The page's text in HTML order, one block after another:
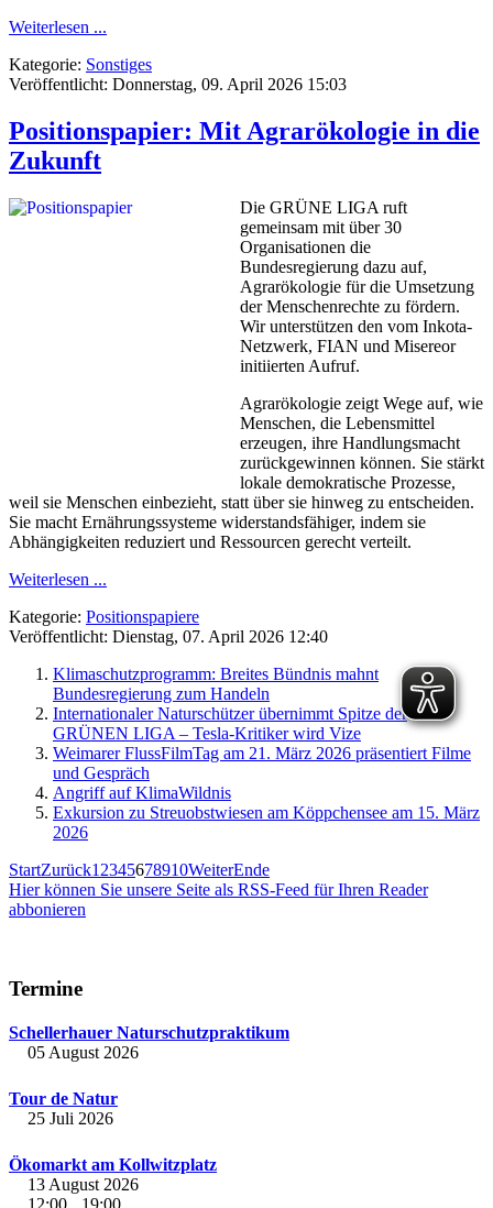
Weiterlesen ...
Kategorie: Sonstiges
Veröffentlicht: Donnerstag, 09. April 2026 15:03
Positionspapier: Mit Agrarökologie in die
Zukunft
Die GRÜNE LIGA ruft
gemeinsam mit über 30
Organisationen die
Bundesregierung dazu auf,
Agrarökologie für die Umsetzung
der Menschenrechte zu fördern.
Wir unterstützen den vom Inkota-
Netzwerk, FIAN und Misereor
initiierten Aufruf.
Agrarökologie zeigt Wege auf, wie
Menschen, die Lebensmittel
erzeugen, ihre Handlungsmacht
zurückgewinnen können. Sie stärkt
lokale demokratische Prozesse,
weil sie Menschen einbezieht, statt über sie hinweg zu entscheiden.
Sie macht Ernährungssysteme widerstandsfähiger, indem sie
Abhängigkeiten reduziert und Ressourcen gerecht verteilt.
Weiterlesen ...
Kategorie: Positionspapiere
Veröffentlicht: Dienstag, 07. April 2026 12:40
Klimaschutzprogramm: Breites Bündnis mahnt
Bundesregierung zum Handeln
Internationaler Naturschützer übernimmt Spitze der
GRÜNEN LIGA – Tesla-Kritiker wird Vize
Weimarer FlussFilmTag am 21. März 2026 präsentiert Filme
und Gespräch
Angriff auf KlimaWildnis
Exkursion zu Streuobstwiesen am Köppchensee am 15. März
2026
StartZurück1 2345678910WeiterEnde
Hier können Sie unsere Seite als RSS-Feed für Ihren Reader
abbonieren
Termine
Schellerhauer Naturschutzpraktikum
05 August 2026
Tour de Natur
25 Juli 2026
Ökomarkt am Kollwitzplatz
13 August 2026